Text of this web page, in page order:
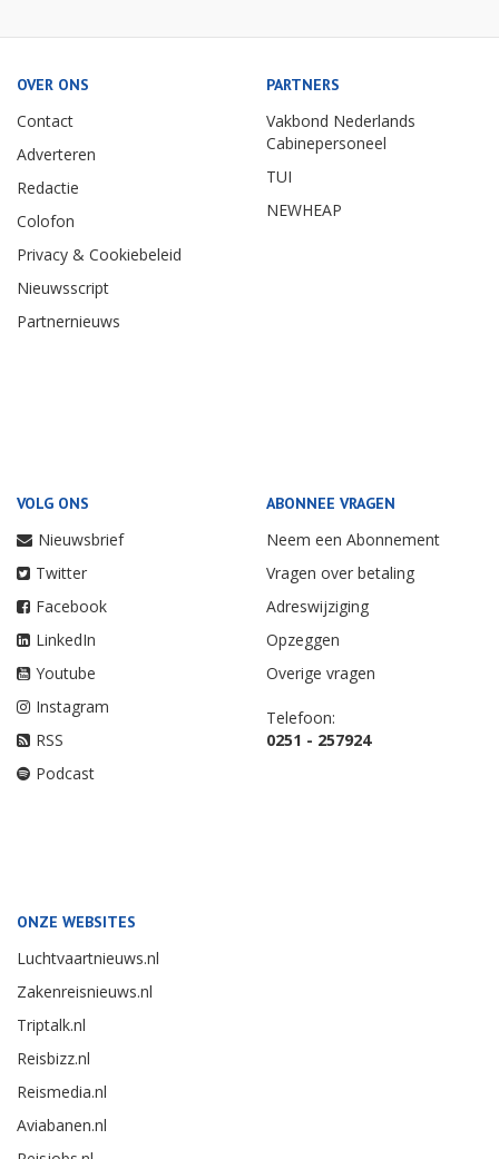
OVER ONS
Contact
Adverteren
Redactie
Colofon
Privacy & Cookiebeleid
Nieuwsscript
Partnernieuws
PARTNERS
Vakbond Nederlands
Cabinepersoneel
TUI
NEWHEAP
VOLG ONS
Nieuwsbrief
Twitter
Facebook
LinkedIn
Youtube
Instagram
RSS
Podcast
ABONNEE VRAGEN
Neem een Abonnement
Vragen over betaling
Adreswijziging
Opzeggen
Overige vragen
Telefoon:
0251 - 257924
ONZE WEBSITES
Luchtvaartnieuws.nl
Zakenreisnieuws.nl
Triptalk.nl
Reisbizz.nl
Reismedia.nl
Aviabanen.nl